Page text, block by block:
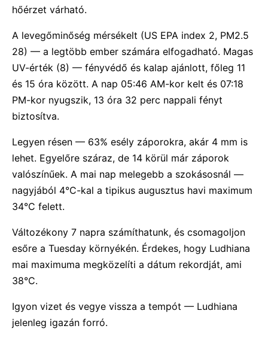
hőérzet várható.
A levegőminőség mérsékelt (US EPA index 2, PM2.5
28) — a legtöbb ember számára elfogadható. Magas
UV-érték (8) — fényvédő és kalap ajánlott, főleg 11
és 15 óra között. A nap 05:46 AM-kor kelt és 07:18
PM-kor nyugszik, 13 óra 32 perc nappali fényt
biztosítva.
Legyen résen — 63% esély záporokra, akár 4 mm is
lehet. Egyelőre száraz, de 14 körül már záporok
valószínűek. A mai nap melegebb a szokásosnál —
nagyjából 4°C-kal a tipikus augusztus havi maximum
34°C felett.
Változékony 7 napra számíthatunk, és csomagoljon
esőre a Tuesday környékén. Érdekes, hogy Ludhiana
mai maximuma megközelíti a dátum rekordját, ami
38°C.
Igyon vizet és vegye vissza a tempót — Ludhiana
jelenleg igazán forró.